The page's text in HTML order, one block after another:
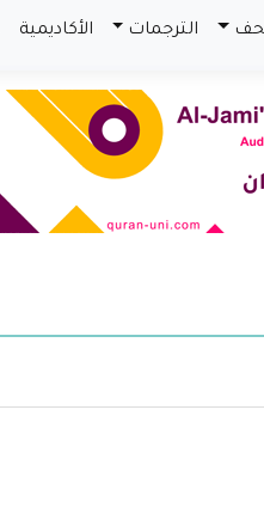
الترجمات الأكاديمية